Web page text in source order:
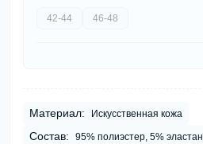
42-44 46-48
Материал: Искусcтвенная кожа
Состав: 95% полиэстер, 5% эластан